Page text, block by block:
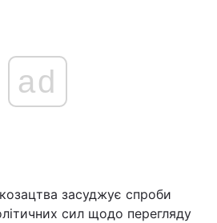
ad
засуджує спроби
сил щодо перегляду